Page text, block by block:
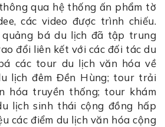
qua hệ thống ấn phẩm tờ
các video được trình chiếu.
bá du lịch đã tập trung
đổi liên kết với các đối tác du
các tour du lịch văn hóa về
lịch đêm Đền Hùng; tour trải
hóa truyền thống; tour khám
lịch sinh thái cộng đồng hấp
các điểm du lịch văn hóa cộng